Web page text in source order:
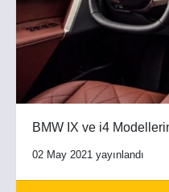
BMW IX ve i4
02 May 2021 yayınlandı